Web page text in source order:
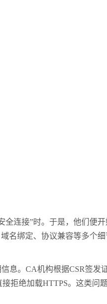
连接”时。于是，他们便
名绑定、协议兼容等多个
。CA机构根据CSR签发
拒绝加载HTTPS。这类问